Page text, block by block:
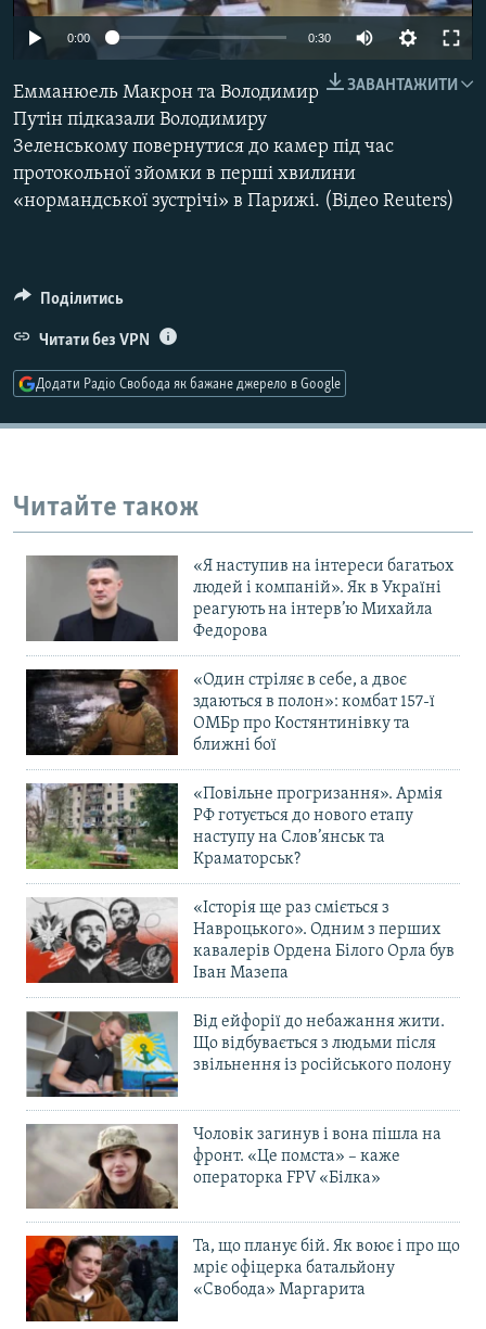
МУЛЬТИМЕДІА
СПЕЦПРОЄКТИ
ПОДКАСТИ
КРИМ РЕАЛІЇ
КТАТ
Усі сайти RFE/RL
0:00 0:30
ЗАВАНТАЖИТИ
Емманюель Макрон та Володимир
Путін підказали Володимиру
Зеленському повернутися до камер під час
протокольної зйомки в перші хвилини
«нормандської зустрічі» в Парижі. (Відео Reuters)
Поділитись
Читати без VPN
Додати Радіо Свобода як бажане джерело в Google
Читайте також
«Я наступив на інтереси багатьох
людей і компаній». Як в Україні
реагують на інтерв’ю Михайла
Федорова
«Один стріляє в себе, а двоє
здаються в полон»: комбат 157-ї
ОМБр про Костянтинівку та
ближні бої
«Повільне прогризання». Армія
РФ готується до нового етапу
наступу на Слов’янськ та
Краматорськ?
«Історія ще раз сміється з
Навроцького». Одним з перших
кавалерів Ордена Білого Орла був
Іван Мазепа
Від ейфорії до небажання жити.
Що відбувається з людьми після
звільнення із російського полону
Чоловік загинув і вона пішла на
фронт. «Це помста» – каже
операторка FPV «Білка»
Та, що планує бій. Як воює і про що
мріє офіцерка батальйону
«Свобода» Маргарита